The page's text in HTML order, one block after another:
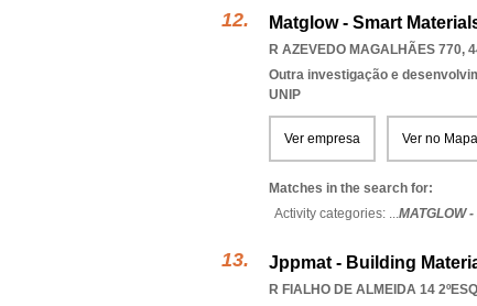
Matglow - Smart
R AZEVEDO MAGALHÃES 770,
Outra investigação e
UNIP
Ver empresa Ver no Mapa
Matches in the search for:
Activity categories: ...MATGLOW
Jppmat - Building
R FIALHO DE ALMEIDA 14